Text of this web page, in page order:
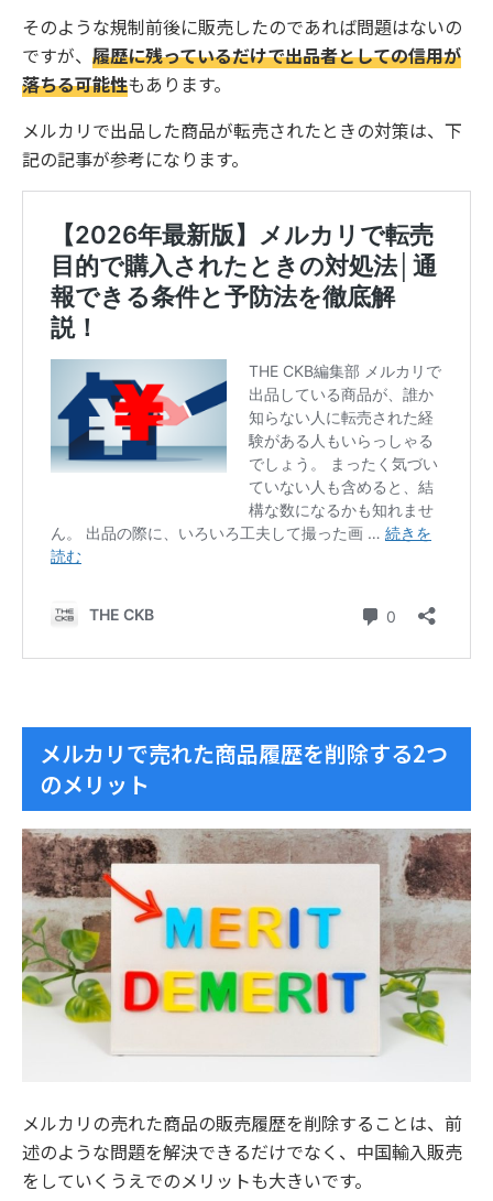
そのような規制前後に販売したのであれば問題はないの
ですが、 履歴に残っているだけで出品者としての信用が
落ちる可能性もあります。
メルカリで出品した商品が転売されたときの対策は、下
記の記事が参考になります。
メルカリで売れた商品履歴を削除する2つ
のメリット
メルカリの売れた商品の販売履歴を削除することは、前
述のような問題を解決できるだけでなく、中国輸入販売
をしていくうえでのメリットも大きいです。